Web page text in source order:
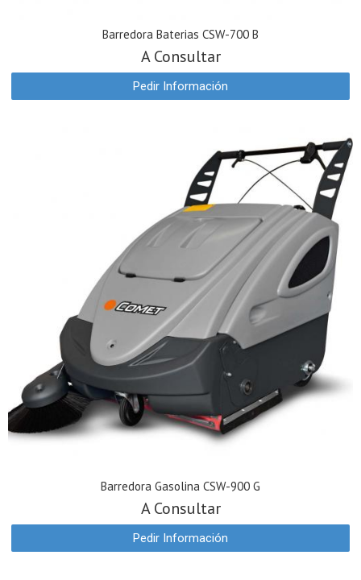
Barredora Baterias CSW-700 B
A Consultar
Pedir Información
Barredora Gasolina CSW-900 G
A Consultar
Pedir Información